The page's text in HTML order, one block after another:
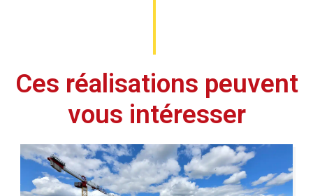
Ces réalisations peuvent
vous intéresser